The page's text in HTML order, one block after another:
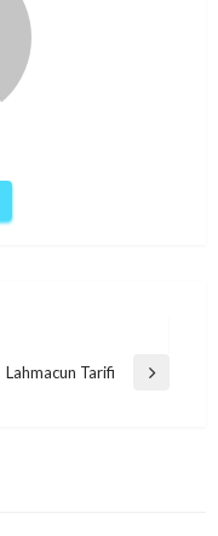
Next
Lahmacun Tarifi